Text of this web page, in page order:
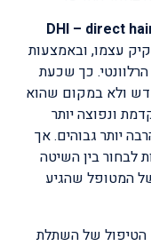
עצמו, ובאמצעות
כך שכעת
ולא במקום שהוא
ונפוצה יותר
יותר גבוהים. אך
לבחור בין השיטה
המטופל שהגיע
הטיפול של השתלת